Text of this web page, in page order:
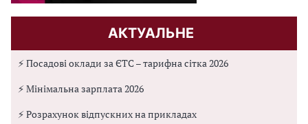
АКТУАЛЬНЕ
⚡ Посадові оклади за ЄТС – тарифна сітка 2026
⚡ Мінімальна зарплата 2026
⚡ Розрахунок відпускних на прикладах